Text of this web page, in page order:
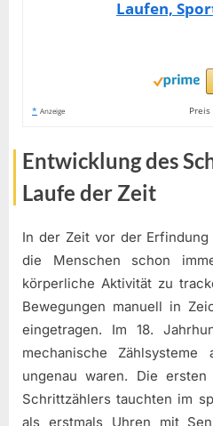
Laufen,
* Anzeige
Entwicklung des
Laufe der Zeit
In der Zeit vor der
die Menschen schon
körperliche Aktivität zu
Bewegungen manuell in
eingetragen. Im 18.
mechanische
ungenau waren. Die
Schrittzählers tauchten im
als erstmals Uhren mit